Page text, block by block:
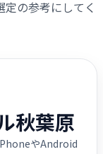
の参考にしてく
秋葉原
やAndroid